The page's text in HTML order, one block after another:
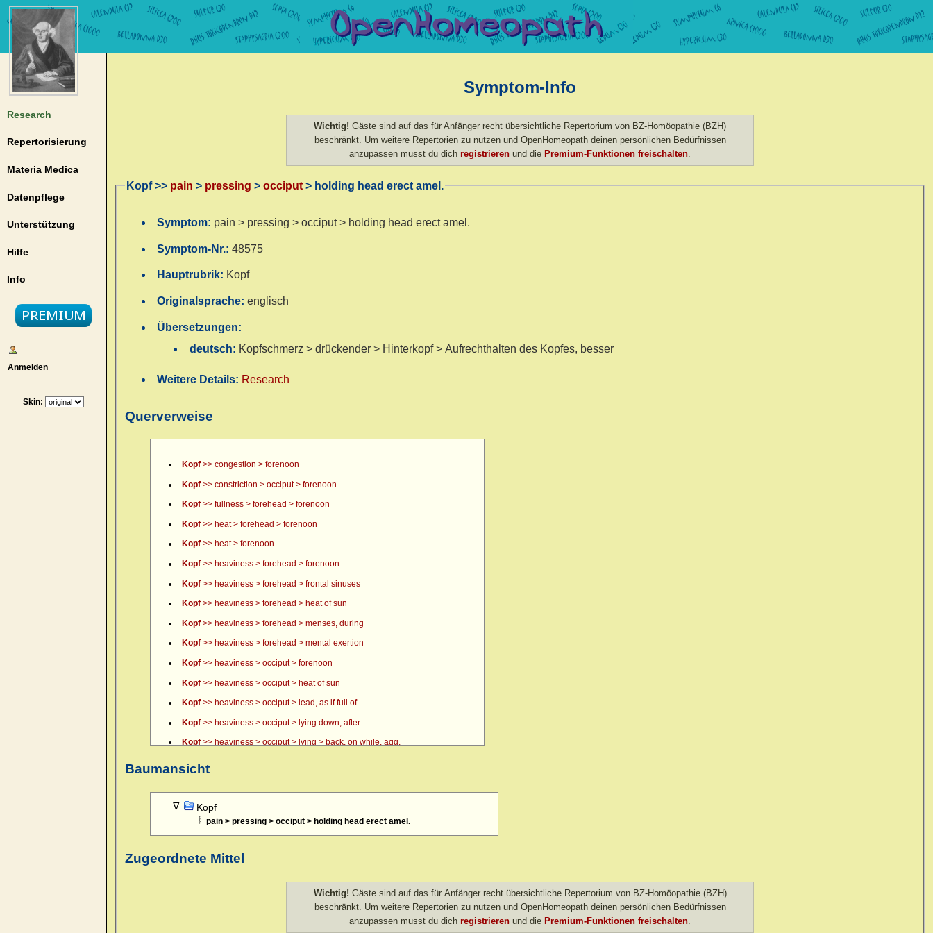
Research
Repertorisierung
Materia Medica
Datenpflege
Unterstützung
Hilfe
Info
Anmelden
Skin:
Symptom-Info
Wichtig! Gäste sind auf das für Anfänger recht übersichtliche Repertorium von BZ-Homöopathie (BZH)
beschränkt. Um weitere Repertorien zu nutzen und OpenHomeopath deinen persönlichen Bedürfnissen
anzupassen musst du dich registrieren und die Premium-Funktionen freischalten
Kopf >> pain > pressing > occiput > holding head erect amel.
Symptom: pain > pressing > occiput > holding head erect amel.
Symptom-Nr.:48575
Hauptrubrik: Kopf
Originalsprache:englisch
Übersetzungen:
deutsch: Kopfschmerz > drückender > Hinterkopf > Aufrechthalten des Kopfes, besser
Weitere Details: Research
Querverweise
Kopf>> congestion > forenoon
Kopf>> constriction > occiput > forenoon
Kopf>> fullness > forehead > forenoon
Kopf>> heat > forehead > forenoon
Kopf>> heat > forenoon
Kopf>> heaviness > forehead > forenoon
Kopf>> heaviness > forehead > frontal sinuses
Kopf>> heaviness > forehead > heat of sun
Kopf>> heaviness > forehead > menses, during
Kopf>> heaviness > forehead > mental exertion
Kopf>> heaviness > occiput > forenoon
Kopf>> heaviness > occiput > heat of sun
Kopf>> heaviness > occiput > lead, as if full of
Kopf>> heaviness > occiput > lying down, after
Kopf>> heaviness > occiput > lying > back, on while, agg.
Kopf
Kopf >> pain > boring > forehead > eyes, over > forenoon > 10 a.m.
Kopf>> pain > boring > forehead > eyes, over > forenoon > 11 a.m.
Kopf>> pain > boring > temples > forenoon
>> pain > boring > temples > heat agg.
>> pain > boring > temples > inward
Baumansicht
Kopf
pain > pressing > occiput > holding head erect amel.
Zugeordnete Mittel
Wichtig! Gäste sind auf das für Anfänger recht übersichtliche Repertorium von BZ-Homöopathie (BZH)
beschränkt. Um weitere Repertorien zu nutzen und OpenHomeopath deinen persönlichen Bedürfnissen
anzupassen musst du dich registrieren und die Premium-Funktionen freischalten